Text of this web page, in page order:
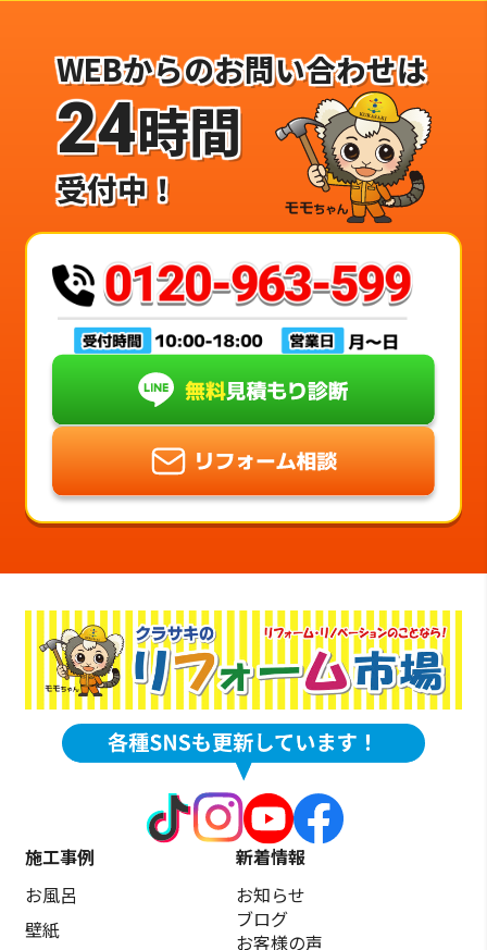
WEBからのお問い合わせは
24時間
受付中！
施工事例
お風呂
壁紙
新着情報
お知らせ
ブログ
お客様の声